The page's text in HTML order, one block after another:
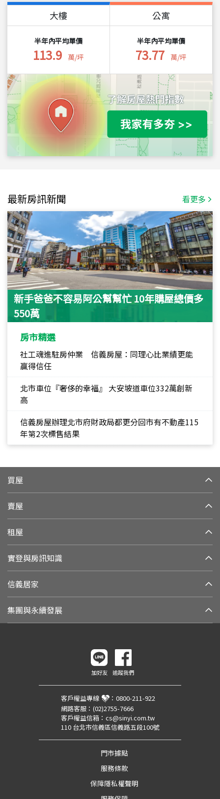
大樓
半年內平均單價
113.9 萬/坪
公寓
半年內平均單價
73.77 萬/坪
最新房訊新聞 看更多
新手爸爸不容易阿公幫幫忙 10年購屋總價多
550萬
房市精選
社工魂進駐房仲業 信義房屋：同理心比業績更能
贏得信任
北市車位『奢侈的幸福』 大安坡道車位332萬創新
高
信義房屋辦理北市府財政局都更分回市有不動產115
年第2次標售結果
買屋
賣屋
租屋
實登與房訊知識
信義居家
集團與永續發展
加好友 追蹤我們
客戶權益專線 ： 0800-211-922
網路客服： (02)2755-7666
客戶權益信箱： cs@sinyi.com.tw
110 台北市信義區信義路五段100號
門市據點
服務條款
保障隱私權聲明